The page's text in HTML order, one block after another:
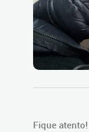
Fique atento!